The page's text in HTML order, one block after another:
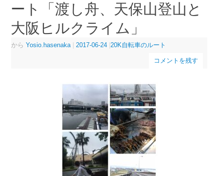
ート「渡し舟、天保山登山と
大阪ヒルクライム」
から Yosio.hasenaka | 2017-06-24 |20K自転車のルート
コメントを残す